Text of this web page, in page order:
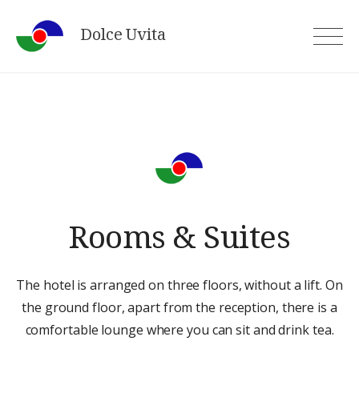
content
Dolce Uvita
Rooms & Suites
The hotel is arranged on three floors, without a lift. On
the ground floor, apart from the reception, there is a
comfortable lounge where you can sit and drink tea.